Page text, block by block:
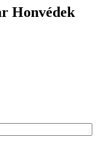
Honvédek